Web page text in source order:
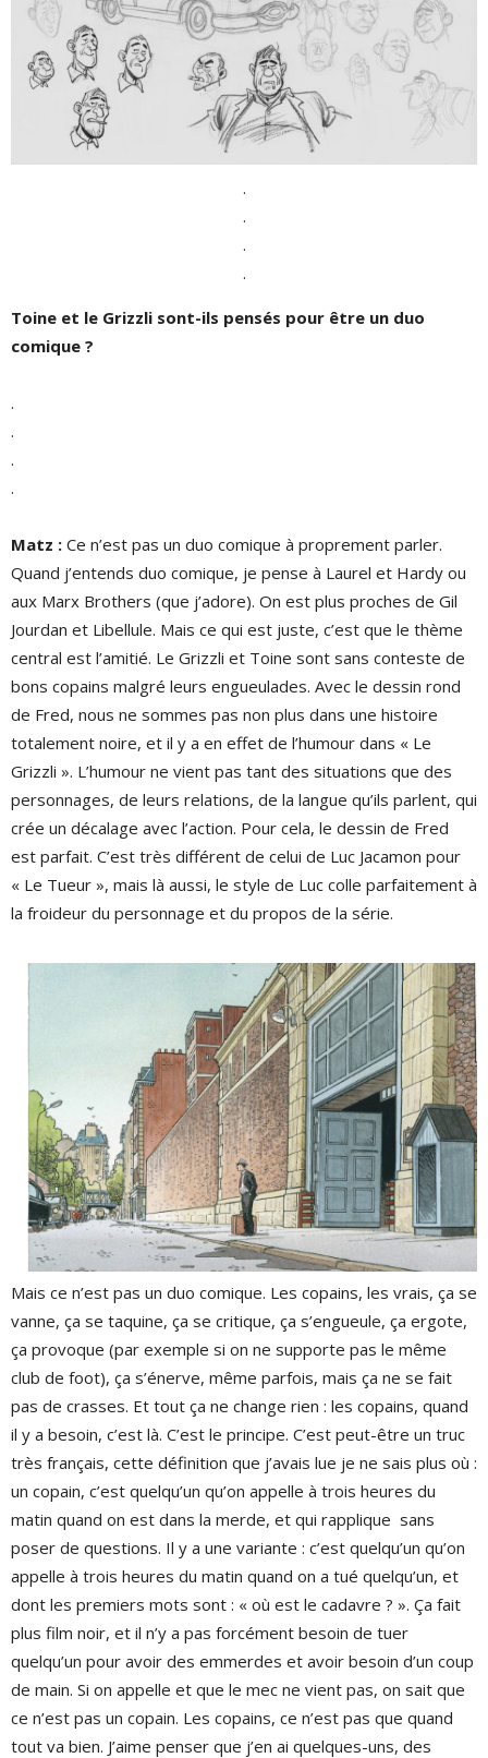
.
.
.
.
Toine et le Grizzli sont-ils pensés pour être un duo
comique ?
.
.
.
.
Matz : Ce n’est pas un duo comique à proprement parler.
Quand j’entends duo comique, je pense à Laurel et Hardy ou
aux Marx Brothers (que j’adore). On est plus proches de Gil
Jourdan et Libellule. Mais ce qui est juste, c’est que le thème
central est l’amitié. Le Grizzli et Toine sont sans conteste de
bons copains malgré leurs engueulades. Avec le dessin rond
de Fred, nous ne sommes pas non plus dans une histoire
totalement noire, et il y a en effet de l’humour dans « Le
Grizzli ». L’humour ne vient pas tant des situations que des
personnages, de leurs relations, de la langue qu’ils parlent, qui
crée un décalage avec l’action. Pour cela, le dessin de Fred
est parfait. C’est très différent de celui de Luc Jacamon pour
« Le Tueur », mais là aussi, le style de Luc colle parfaitement à
la froideur du personnage et du propos de la série.
Mais ce n’est pas un duo comique. Les copains, les vrais, ça se
vanne, ça se taquine, ça se critique, ça s’engueule, ça ergote,
ça provoque (par exemple si on ne supporte pas le même
club de foot), ça s’énerve, même parfois, mais ça ne se fait
pas de crasses. Et tout ça ne change rien : les copains, quand
il y a besoin, c’est là. C’est le principe. C’est peut-être un truc
très français, cette définition que j’avais lue je ne sais plus où :
un copain, c’est quelqu’un qu’on appelle à trois heures du
matin quand on est dans la merde, et qui rapplique sans
poser de questions. Il y a une variante : c’est quelqu’un qu’on
appelle à trois heures du matin quand on a tué quelqu’un, et
dont les premiers mots sont : « où est le cadavre ? ». Ça fait
plus film noir, et il n’y a pas forcément besoin de tuer
quelqu’un pour avoir des emmerdes et avoir besoin d’un coup
de main. Si on appelle et que le mec ne vient pas, on sait que
ce n’est pas un copain. Les copains, ce n’est pas que quand
tout va bien. J’aime penser que j’en ai quelques-uns, des